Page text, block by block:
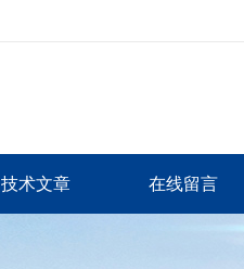
技术文章 在线留言